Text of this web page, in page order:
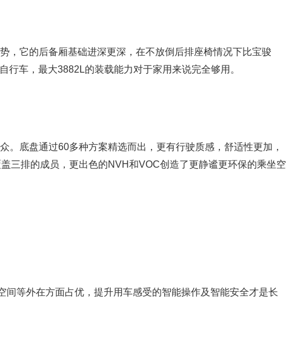
，它的后备厢基础进深更深，在不放倒后排座椅情况下比宝骏
行车，最大3882L的装载能力对于家用来说完全够用。
。底盘通过60多种方案精选而出，更有行驶质感，舒适性更加，
三排的成员，更出色的NVH和VOC创造了更静谧更环保的乘坐空
间等外在方面占优，提升用车感受的智能操作及智能安全才是长